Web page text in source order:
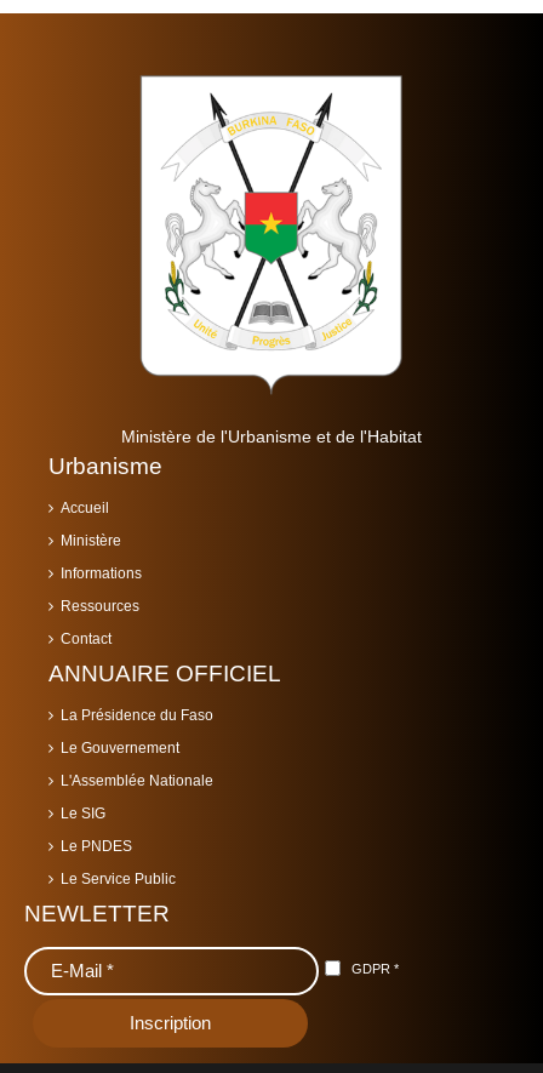
Ministère de l'Urbanisme et de l'Habitat
Urbanisme
Accueil
Ministère
Informations
Ressources
Contact
ANNUAIRE OFFICIEL
La Présidence du Faso
Le Gouvernement
L'Assemblée Nationale
Le SIG
Le PNDES
Le Service Public
NEWLETTER
GDPR *